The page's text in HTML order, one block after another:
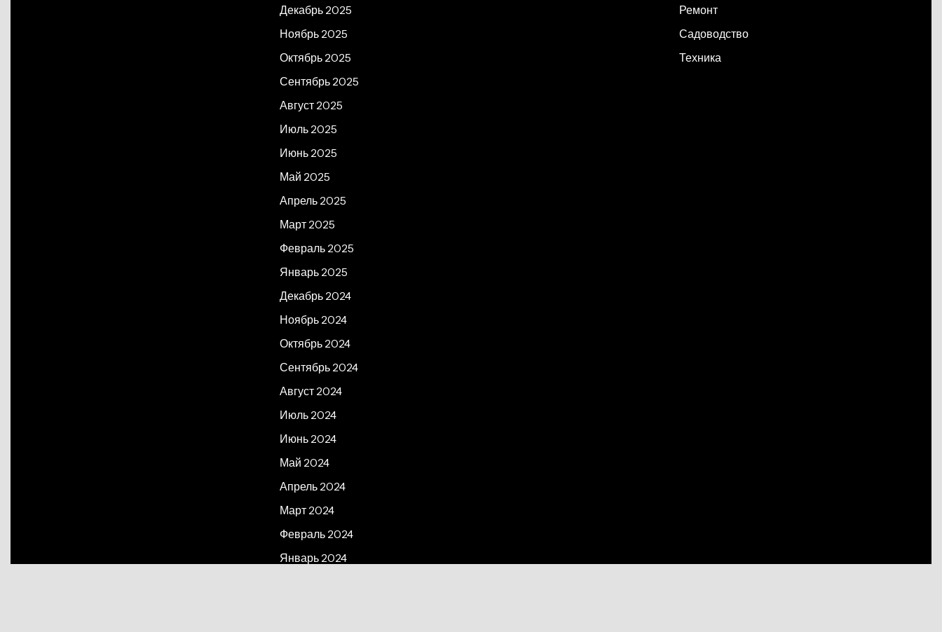
Декабрь 2025
Ноябрь 2025
Октябрь 2025
Сентябрь 2025
Август 2025
Июль 2025
Июнь 2025
Май 2025
Апрель 2025
Март 2025
Февраль 2025
Январь 2025
Декабрь 2024
Ноябрь 2024
Октябрь 2024
Сентябрь 2024
Август 2024
Июль 2024
Июнь 2024
Май 2024
Апрель 2024
Март 2024
Февраль 2024
Январь 2024
Ремонт
Садоводство
Техника